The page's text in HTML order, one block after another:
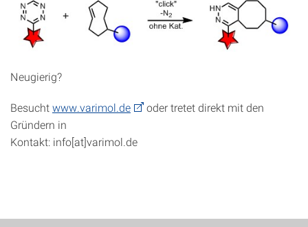
Neugierig?
Besuchtwww.varimol.de
oder tretet direkt mit den
Gründern in
Kontakt: info[at]varimol.de